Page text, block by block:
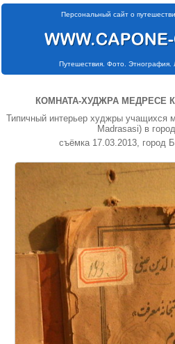
Персональный сайт о
Путешествия. Фото.
КОМНАТА-ХУДЖРА МЕДРЕСЕ
Типичный интерьер худжры учащихся
Madrasasi) в
съёмка 17.03.2013, город